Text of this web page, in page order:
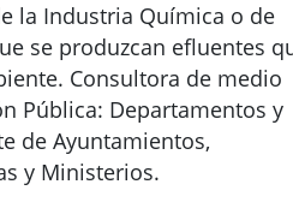
la Industria Química o de
se produzcan efluentes
Consultora de medio
Pública: Departamentos y
de Ayuntamientos,
y Ministerios.